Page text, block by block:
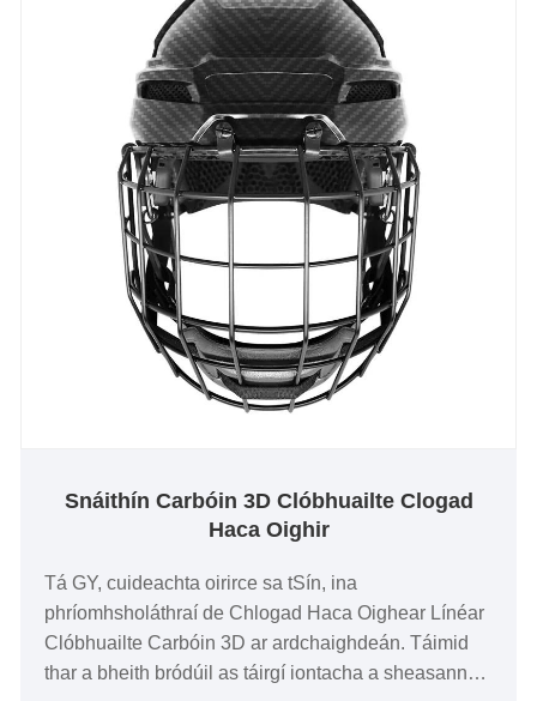
Snáithín Carbóin 3D Clóbhuailte Clogad
Haca Oighir
Tá GY, cuideachta oirirce sa tSín, ina
phríomhsholáthraí de Chlogad Haca Oighear Línéar
Clóbhuailte Carbóin 3D ar ardchaighdeán. Táimid
thar a bheith bródúil as táirgí iontacha a sheasann